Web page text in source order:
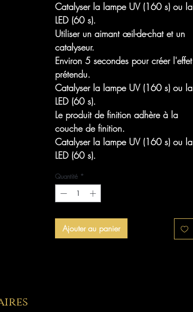
Catalyser la lampe UV (160 s) ou la
LED (60 s).
Utiliser un aimant œil-de-chat et un
catalyseur.
Environ 5 secondes pour créer l'effet
prétendu.
Catalyser la lampe UV (160 s) ou la
LED (60 s).
Le produit de finition adhère à la
couche de finition.
Catalyser la lampe UV (160 s) ou la
LED (60 s).
Quantité *
Ajouter au panier